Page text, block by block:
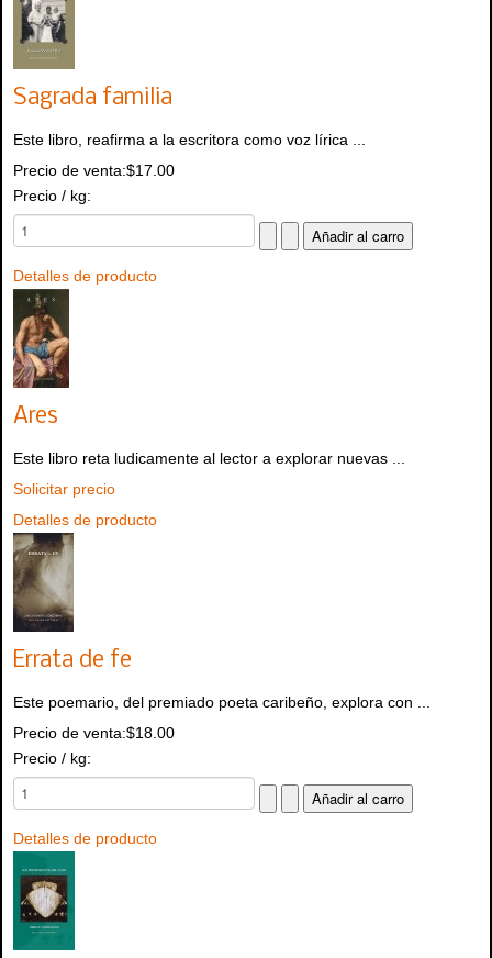
Sagrada familia
Este libro, reafirma a la escritora como voz lírica ...
Precio de venta:$17.00
Precio / kg:
Detalles de producto
Ares
Este libro reta ludicamente al lector a explorar nuevas ...
Solicitar precio
Detalles de producto
Errata de fe
Este poemario, del premiado poeta caribeño, explora con ...
Precio de venta:$18.00
Precio / kg:
Detalles de producto